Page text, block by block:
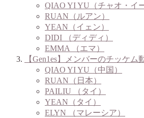
QIAO YI YU（チャオ・イ
RUAN（ルアン）
YEAN（イェン）
DIDI （ディディ）
EMMA （エマ）
【Gen1es】メンバーのチッケム
QIAO YI YU（中国）
RUAN（日本）
PAILIU （タイ）
YEAN（タイ）
ELYN （マレーシア）